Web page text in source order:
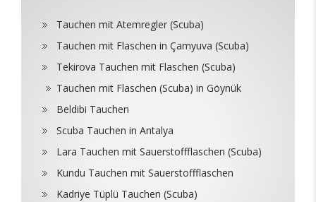
Tauchen mit Atemregler (Scuba)
Tauchen mit Flaschen in Çamyuva (Scuba)
Tekirova Tauchen mit Flaschen (Scuba)
Tauchen mit Flaschen (Scuba) in Göynük
Beldibi Tauchen
Scuba Tauchen in Antalya
Lara Tauchen mit Sauerstoffflaschen (Scuba)
Kundu Tauchen mit Sauerstoffflaschen
Kadriye Tüplü Tauchen (Scuba)